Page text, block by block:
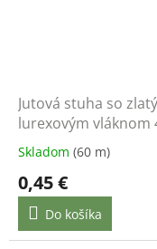
Jutová stuha so
lurexovým vláknom
/ 1 m
Skladom (60 m)
0,45 €
Do košíka